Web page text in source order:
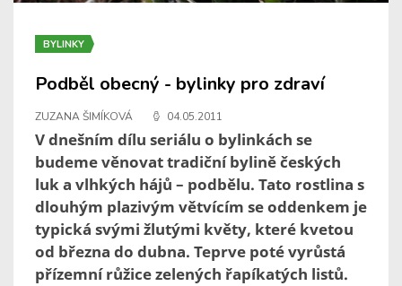
BYLINKY
Podběl obecný - bylinky pro zdraví
ZUZANA ŠIMÍKOVÁ 04.05.2011
V dnešním dílu seriálu o bylinkách se
budeme věnovat tradiční bylině českých
luk a vlhkých hájů – podbělu. Tato rostlina s
dlouhým plazivým větvícím se oddenkem je
typická svými žlutými květy, které kvetou
od března do dubna. Teprve poté vyrůstá
přízemní růžice zelených řapíkatých listů.